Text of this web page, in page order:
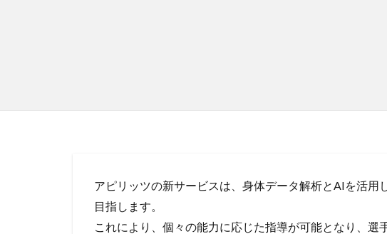
アピリッツの新サービスは、身体データ解析とAIを活用
目指します。
これにより、個々の能力に応じた指導が可能となり、